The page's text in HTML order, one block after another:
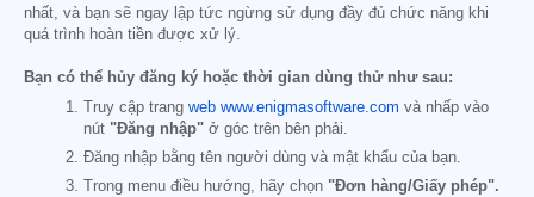
nhất, và bạn sẽ ngay lập tức ngừng sử dụng đầy đủ chức năng khi
quá trình hoàn tiền được xử lý.
Bạn có thể hủy đăng ký hoặc thời gian dùng thử như sau:
Truy cập trang web www.enigmasoftware.com và nhấp vào
nút "Đăng nhập" ở góc trên bên phải.
Đăng nhập bằng tên người dùng và mật khẩu của bạn.
Trong menu điều hướng, hãy chọn "Đơn hàng/Giấy phép".